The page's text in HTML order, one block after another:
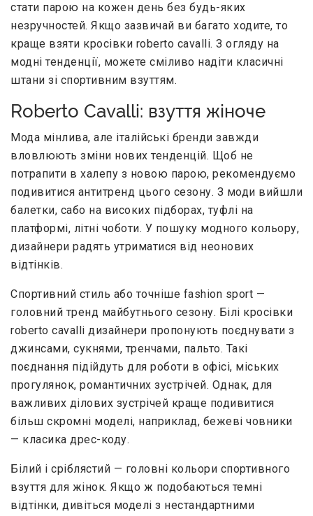
стати парою на кожен день без будь-яких
незручностей. Якщо зазвичай ви багато ходите, то
краще взяти кросівки roberto cavalli. З огляду на
модні тенденції, можете сміливо надіти класичні
штани зі спортивним взуттям.
Roberto Cavalli: взуття жіноче
Мода мінлива, але італійські бренди завжди
вловлюють зміни нових тенденцій. Щоб не
потрапити в халепу з новою парою, рекомендуємо
подивитися антитренд цього сезону. З моди вийшли
балетки, сабо на високих підборах, туфлі на
платформі, літні чоботи. У пошуку модного кольору,
дизайнери радять утриматися від неонових
відтінків.
Спортивний стиль або точніше fashion sport —
головний тренд майбутнього сезону. Білі кросівки
roberto cavalli дизайнери пропонують поєднувати з
джинсами, сукнями, тренчами, пальто. Такі
поєднання підійдуть для роботи в офісі, міських
прогулянок, романтичних зустрічей. Однак, для
важливих ділових зустрічей краще подивитися
більш скромні моделі, наприклад, бежеві човники
— класика дрес-коду.
Білий і сріблястий — головні кольори спортивного
взуття для жінок. Якщо ж подобаються темні
відтінки, дивіться моделі з нестандартними